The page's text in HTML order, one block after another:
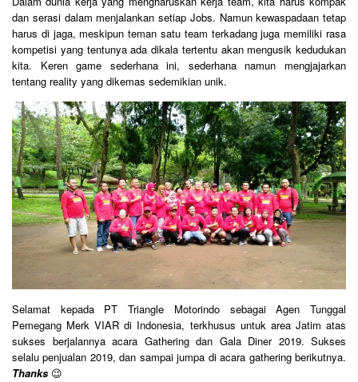
dan serasi dalam menjalankan setiap Jobs. Namun kewaspadaan tetap
harus di jaga, meskipun teman satu team terkadang juga memiliki rasa
kompetisi yang tentunya ada dikala tertentu akan mengusik kedudukan
kita. Keren game sederhana ini, sederhana namun mengjajarkan
tentang reality yang dikemas sedemikian unik.
Selamat kepada PT Triangle Motorindo sebagai Agen Tunggal
Pemegang Merk VIAR di Indonesia, terkhusus untuk area Jatim atas
sukses berjalannya acara Gathering dan Gala Diner 2019. Sukses
selalu penjualan 2019, dan sampai jumpa di acara gathering berikutnya.
Thanks 😉